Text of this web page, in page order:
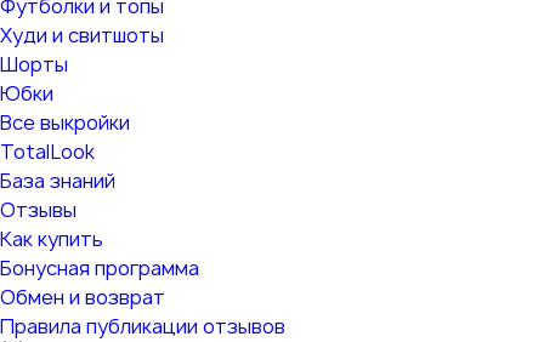
Футболки и топы
Худи и свитшоты
Шорты
Юбки
Все выкройки
TotalLook
База знаний
Отзывы
Как купить
Бонусная программа
Обмен и возврат
Правила публикации отзывов